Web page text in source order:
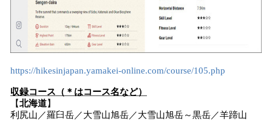
https://hikesinjapan.yamakei-online.com/course/105.php
収録コース（ ＊はコース名など）
【北海道】
利尻山／羅臼岳／大雪山旭岳／大雪山旭岳～黒岳／羊蹄山